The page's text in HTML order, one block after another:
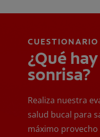
¿Qué
sonrisa?
Realiza nuestra
salud bucal para
máximo